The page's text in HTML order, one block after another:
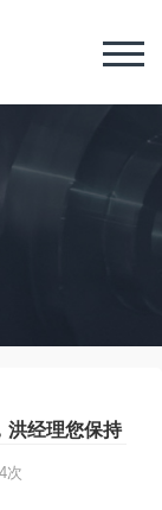
洪经理您保持
次